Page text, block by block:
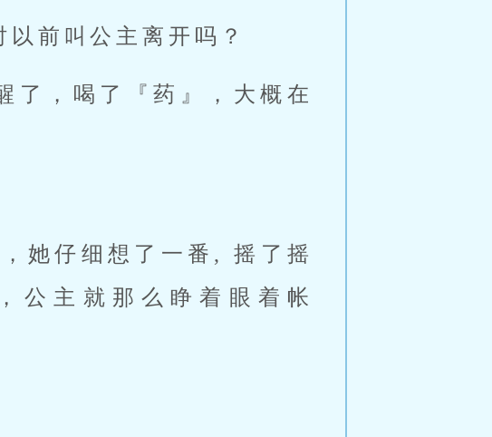
前叫公主离开吗？
了，喝了『药』，大概在
她仔细想了一番, 摇了摇
公主就那么睁着眼着帐